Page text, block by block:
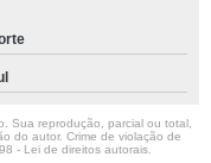
Sua reprodução, parcial ou total,
do autor. Crime de violação de
- Lei de direitos autorais